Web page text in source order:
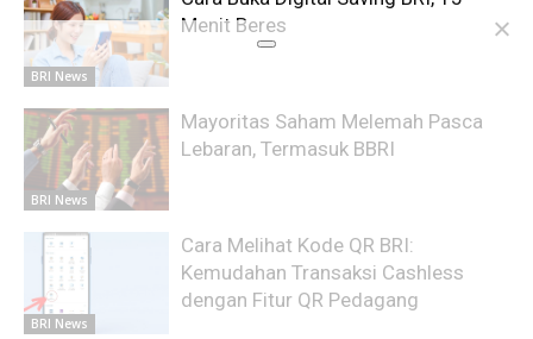
BRI News
Menit Beres
BRI News
Mayoritas Saham Melemah Pasca
Lebaran, Termasuk BBRI
BRI News
Cara Melihat Kode QR BRI:
Kemudahan Transaksi Cashless
dengan Fitur QR Pedagang